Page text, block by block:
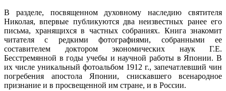
В разделе, посвященном духовному наследию святителя
Николая, впервые публикуются два неизвестных ранее его
письма, хранящихся в частных собраниях. Книга знакомит
читателя с редкими фотографиями, собранными ее
составителем доктором экономических наук Г.Е.
Бесстремянной в годы учебы и научной работы в Японии. В
их числе уникальный фотоальбом 1912 г., запечатлевший чин
погребения апостола Японии, снискавшего всенародное
признание и в просвещенной им стране, и в России.